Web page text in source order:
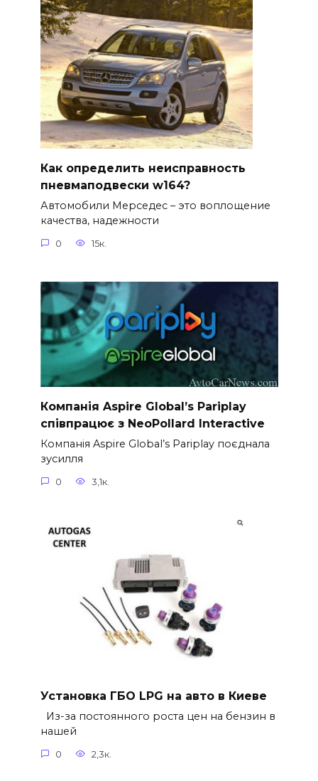
Как определить неисправность
пневмаподвески w164?
Автомобили Мерседес – это воплощение
качества, надежности
0 15к.
Компанія Aspire Global’s Pariplay
співпрацює з NeoPollard Interactive
Компанія Aspire Global’s Pariplay поєднала
зусилля
0 3,1к.
Установка ГБО LPG на авто в Киеве
Из-за постоянного роста цен на бензин в
нашей
0 2,3к.